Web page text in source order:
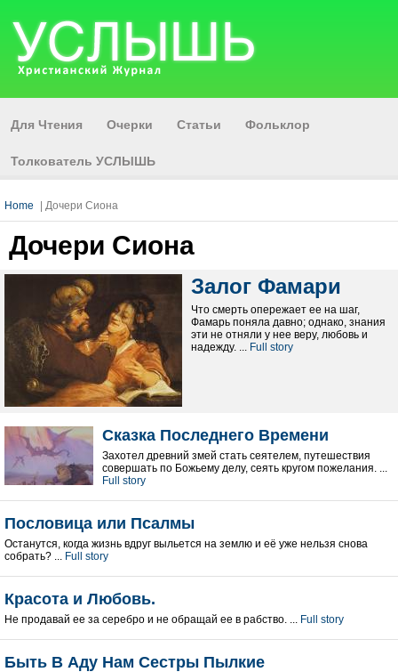
Для Чтения Очерки Статьи Фольклор
Толкователь УСЛЫШЬ
Home | Дочери Сиона
Дочери Сиона
Залог Фамари
Что смерть опережает ее на шаг,
Фамарь поняла давно; однако, знания
эти не отняли у нее веру, любовь и
надежду. ... Full story
Сказка Последнего Времени
Захотел древний змей стать сеятелем, путешествия
совершать по Божьему делу, сеять кругом пожелания. ...
Full story
Пословица или Псалмы
Останутся, когда жизнь вдруг выльется на землю и её уже нельзя снова
собрать? ... Full story
Красота и Любовь.
Не продавай ее за серебро и не обращай ее в рабство. ... Full story
Быть В Аду Нам Сестры Пылкие